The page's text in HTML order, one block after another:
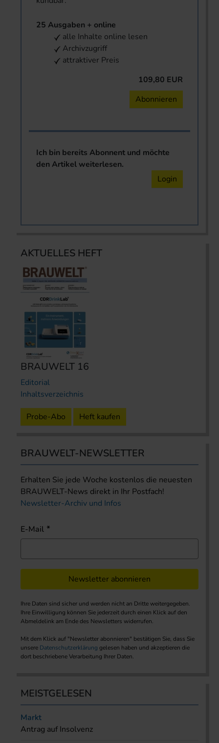
25 Ausgaben + online
alle Inhalte online lesen
Archivzugriff
attraktiver Preis
109,80 EUR
Abonnieren
Ich bin bereits Abonnent und möchte
den Artikel weiterlesen.
Login
AKTUELLES HEFT
BRAUWELT 16
Editorial
Inhaltsverzeichnis
Probe-Abo Heft kaufen
BRAUWELT-NEWSLETTER
Erhalten Sie jede Woche kostenlos die neuesten
BRAUWELT-News direkt in Ihr Postfach!
Newsletter-Archiv und Infos
E-Mail
Newsletter abonnieren
Ihre Daten sind sicher und werden nicht an Dritte weitergegeben.
Ihre Einwilligung können Sie jederzeit durch einen Klick auf den
Abmeldelink am Ende des Newsletters widerrufen.
Mit dem Klick auf "Newsletter abonnieren" bestätigen Sie, dass Sie
unsere Datenschutzerklärung gelesen haben und akzeptieren die
dort beschriebene Verarbeitung Ihrer Daten.
MEISTGELESEN
Markt
Antrag auf Insolvenz